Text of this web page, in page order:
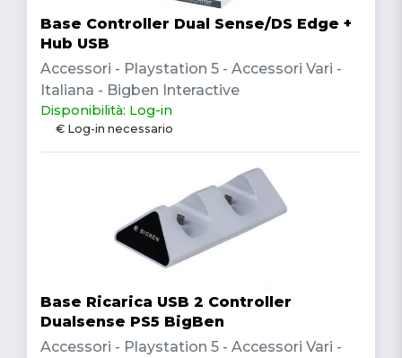
Base Controller Dual Sense/DS Edge +
Hub USB
Accessori - Playstation 5 - Accessori Vari -
Italiana - Bigben Interactive
Disponibilità: Log-in
€ Log-in necessario
Base Ricarica USB 2 Controller
Dualsense PS5 BigBen
Accessori - Playstation 5 - Accessori Vari -